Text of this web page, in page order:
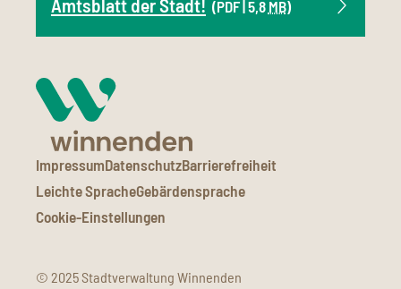
Amtsblatt der Stadt! (PDF | 5,8 MB)
ImpressumDatenschutzBarrierefreiheit
Leichte SpracheGebärdensprache
Cookie-Einstellungen
© 2025 Stadtverwaltung Winnenden